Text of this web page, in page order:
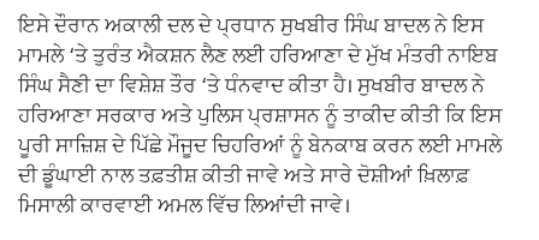
ਇਸੇ ਦੌਰਾਨ ਅਕਾਲੀ ਦਲ ਦੇ ਪ੍ਰਧਾਨ ਸੁਖਬੀਰ ਸਿੰਘ ਬਾਦਲ ਨੇ ਇਸ
ਮਾਮਲੇ ‘ਤੇ ਤੁਰੰਤ ਐਕਸ਼ਨ ਲੈਣ ਲਈ ਹਰਿਆਣਾ ਦੇ ਮੁੱਖ ਮੰਤਰੀ ਨਾਇਬ
ਸਿੰਘ ਸੈਣੀ ਦਾ ਵਿਸ਼ੇਸ਼ ਤੌਰ ‘ਤੇ ਧੰਨਵਾਦ ਕੀਤਾ ਹੈ। ਸੁਖਬੀਰ ਬਾਦਲ ਨੇ
ਹਰਿਆਣਾ ਸਰਕਾਰ ਅਤੇ ਪੁਲਿਸ ਪ੍ਰਸ਼ਾਸਨ ਨੂੰ ਤਾਕੀਦ ਕੀਤੀ ਕਿ ਇਸ
ਪੂਰੀ ਸਾਜ਼ਿਸ਼ ਦੇ ਪਿੱਛੇ ਮੌਜੂਦ ਚਿਹਰਿਆਂ ਨੂੰ ਬੇਨਕਾਬ ਕਰਨ ਲਈ ਮਾਮਲੇ
ਦੀ ਡੂੰਘਾਈ ਨਾਲ ਤਫ਼ਤੀਸ਼ ਕੀਤੀ ਜਾਵੇ ਅਤੇ ਸਾਰੇ ਦੋਸ਼ੀਆਂ ਖ਼ਿਲਾਫ਼
ਮਿਸਾਲੀ ਕਾਰਵਾਈ ਅਮਲ ਵਿੱਚ ਲਿਆਂਦੀ ਜਾਵੇ।